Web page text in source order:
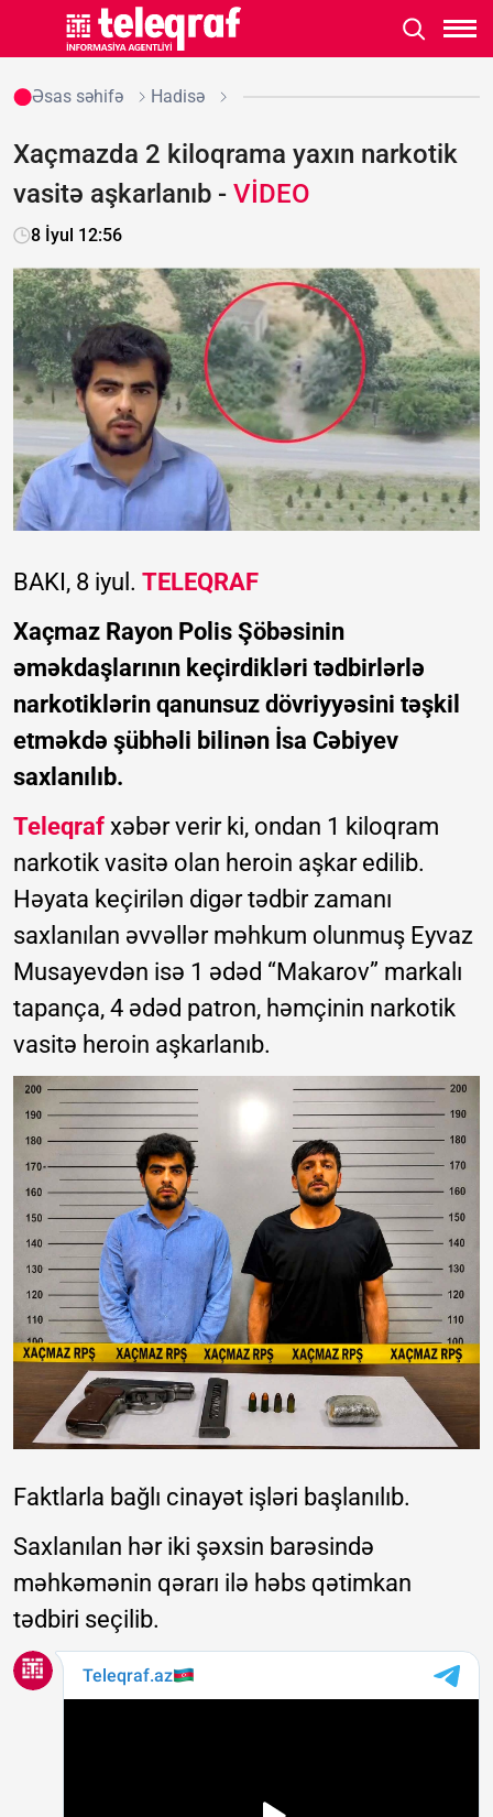
Əsas səhifə Hadisə
Xaçmazda 2 kiloqrama yaxın narkotik
vasitə aşkarlanıb - VİDEO
8 İyul 12:56
BAKI, 8 iyul. TELEQRAF
Xaçmaz Rayon Polis Şöbəsinin
əməkdaşlarının keçirdikləri tədbirlərlə
narkotiklərin qanunsuz dövriyyəsini təşkil
etməkdə şübhəli bilinən İsa Cəbiyev
saxlanılıb.
Teleqraf xəbər verir ki, ondan 1 kiloqram
narkotik vasitə olan heroin aşkar edilib.
Həyata keçirilən digər tədbir zamanı
saxlanılan əvvəllər məhkum olunmuş Eyvaz
Musayevdən isə 1 ədəd “Makarov” markalı
tapança, 4 ədəd patron, həmçinin narkotik
vasitə heroin aşkarlanıb.
Faktlarla bağlı cinayət işləri başlanılıb.
Saxlanılan hər iki şəxsin barəsində
məhkəmənin qərarı ilə həbs qətimkan
tədbiri seçilib.